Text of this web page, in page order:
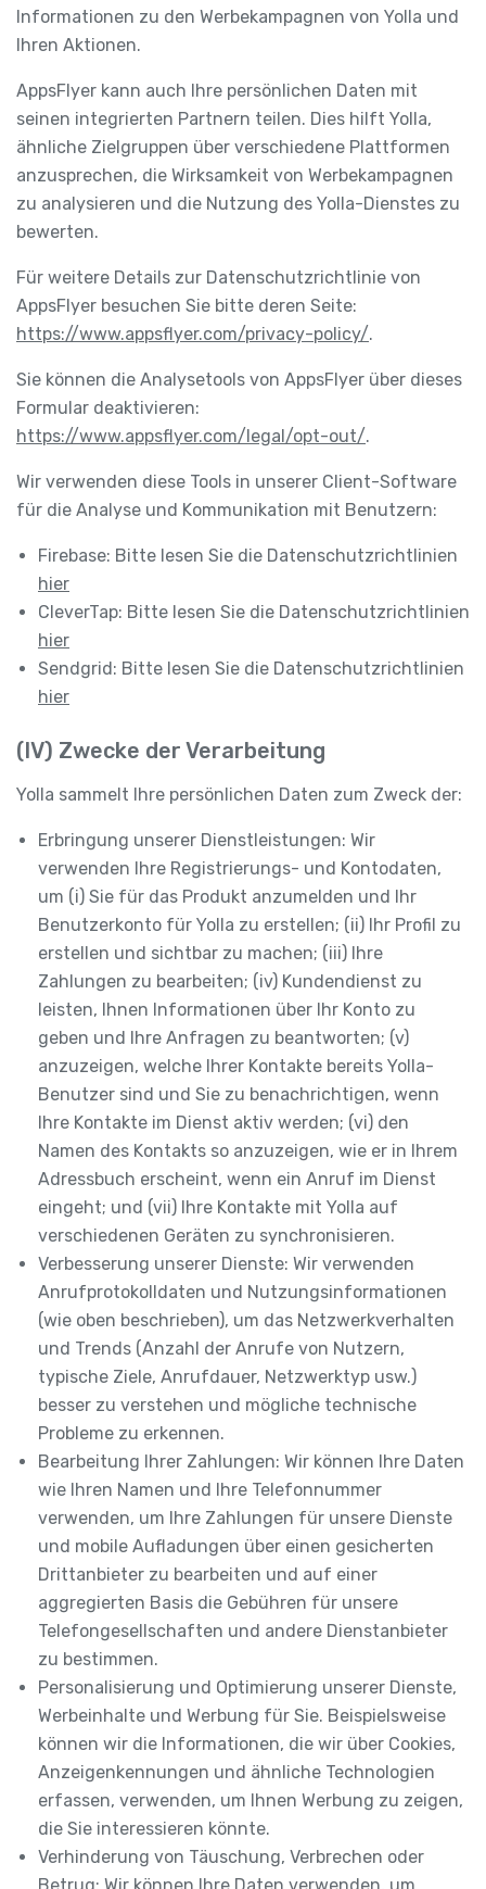
Informationen zu den Werbekampagnen von Yolla und
Ihren Aktionen.
AppsFlyer kann auch Ihre persönlichen Daten mit
seinen integrierten Partnern teilen. Dies hilft Yolla,
ähnliche Zielgruppen über verschiedene Plattformen
anzusprechen, die Wirksamkeit von Werbekampagnen
zu analysieren und die Nutzung des Yolla-Dienstes zu
bewerten.
Für weitere Details zur Datenschutzrichtlinie von
AppsFlyer besuchen Sie bitte deren Seite:
https://www.appsflyer.com/privacy-policy/.
Sie können die Analysetools von AppsFlyer über dieses
Formular deaktivieren:
https://www.appsflyer.com/legal/opt-out/.
Wir verwenden diese Tools in unserer Client-Software
für die Analyse und Kommunikation mit Benutzern:
Firebase: Bitte lesen Sie die Datenschutzrichtlinien
hier
CleverTap: Bitte lesen Sie die Datenschutzrichtlinien
hier
Sendgrid: Bitte lesen Sie die Datenschutzrichtlinien
hier
(IV) Zwecke der Verarbeitung
Yolla sammelt Ihre persönlichen Daten zum Zweck der:
Erbringung unserer Dienstleistungen: Wir
verwenden Ihre Registrierungs- und Kontodaten,
um (i) Sie für das Produkt anzumelden und Ihr
Benutzerkonto für Yolla zu erstellen; (ii) Ihr Profil zu
erstellen und sichtbar zu machen; (iii) Ihre
Zahlungen zu bearbeiten; (iv) Kundendienst zu
leisten, Ihnen Informationen über Ihr Konto zu
geben und Ihre Anfragen zu beantworten; (v)
anzuzeigen, welche Ihrer Kontakte bereits Yolla-
Benutzer sind und Sie zu benachrichtigen, wenn
Ihre Kontakte im Dienst aktiv werden; (vi) den
Namen des Kontakts so anzuzeigen, wie er in Ihrem
Adressbuch erscheint, wenn ein Anruf im Dienst
eingeht; und (vii) Ihre Kontakte mit Yolla auf
verschiedenen Geräten zu synchronisieren.
Verbesserung unserer Dienste: Wir verwenden
Anrufprotokolldaten und Nutzungsinformationen
(wie oben beschrieben), um das Netzwerkverhalten
und Trends (Anzahl der Anrufe von Nutzern,
typische Ziele, Anrufdauer, Netzwerktyp usw.)
besser zu verstehen und mögliche technische
Probleme zu erkennen.
Bearbeitung Ihrer Zahlungen: Wir können Ihre Daten
wie Ihren Namen und Ihre Telefonnummer
verwenden, um Ihre Zahlungen für unsere Dienste
und mobile Aufladungen über einen gesicherten
Drittanbieter zu bearbeiten und auf einer
aggregierten Basis die Gebühren für unsere
Telefongesellschaften und andere Dienstanbieter
zu bestimmen.
Personalisierung und Optimierung unserer Dienste,
Werbeinhalte und Werbung für Sie. Beispielsweise
können wir die Informationen, die wir über Cookies,
Anzeigenkennungen und ähnliche Technologien
erfassen, verwenden, um Ihnen Werbung zu zeigen,
die Sie interessieren könnte.
Verhinderung von Täuschung, Verbrechen oder